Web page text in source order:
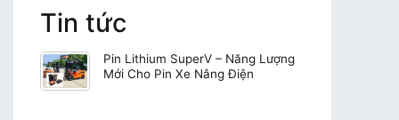
Tin tức
Pin Lithium SuperV – Năng Lượng
Mới Cho Pin Xe Nâng Điện